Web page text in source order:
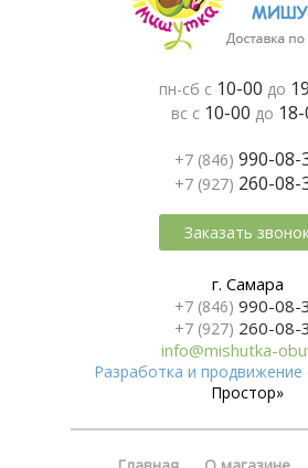
пн-сб с 10-00 до
вс с 10-00 до
+7 (846) 990-08-
+7 (927) 260-08-
Заказать
г. Самара
+7 (846) 990-08-
+7 (927) 260-08-
info@mishutka-
Разработка и продвижение
Простор»